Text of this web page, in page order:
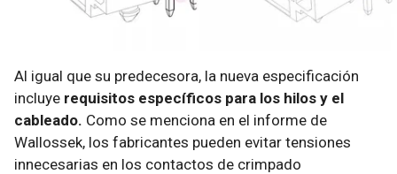
Al igual que su predecesora, la nueva especificación
incluye requisitos específicos para los hilos y el
cableado. Como se menciona en el informe de
Wallossek, los fabricantes pueden evitar tensiones
innecesarias en los contactos de crimpado